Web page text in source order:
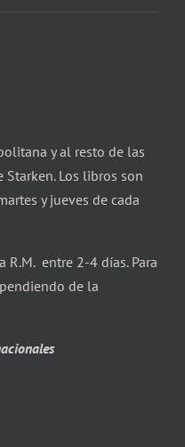
y al resto de las
Starken. Los libros son
y jueves de cada
R.M. entre 2-4 días. Para
de la